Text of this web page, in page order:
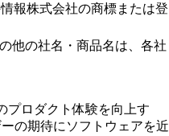
報株式会社の商標または登
他の社名・商品名は、各社
プロダクト体験を向上す
の期待にソフトウェアを近